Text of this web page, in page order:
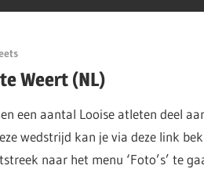
Weert (NL)
een aantal Looise atleten deel
wedstrijd kan je via deze link
naar het menu ‘Foto’s’ te